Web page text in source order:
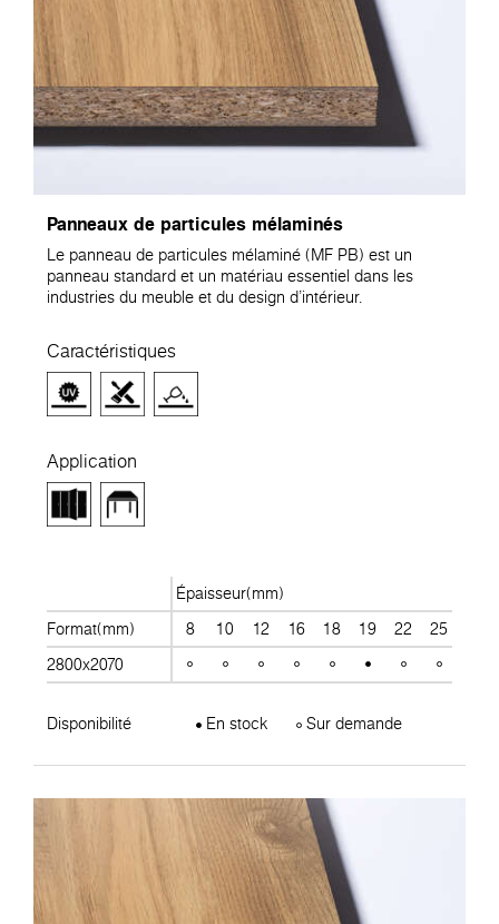
Panneaux de particules mélaminés
Le panneau de particules mélaminé (MF PB) est un
panneau standard et un matériau essentiel dans les
industries du meuble et du design d'intérieur.
Caractéristiques
Application
Épaisseur(mm)
Format(mm)
8 10 12 16 18 19 22 25
2800x2070
Disponibilité En stock Sur demande